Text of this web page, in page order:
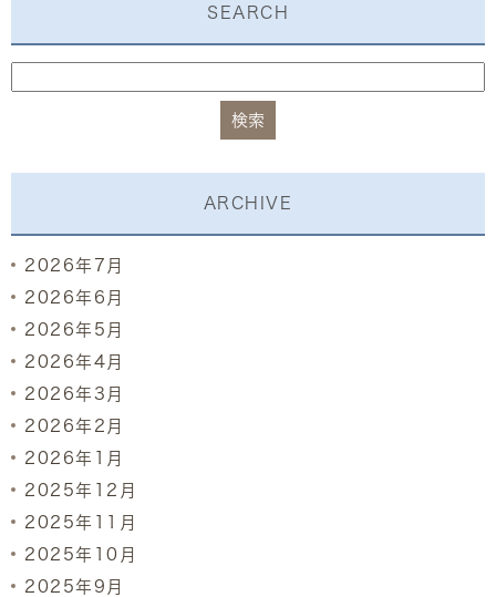
SEARCH
ARCHIVE
2026年7月
2026年6月
2026年5月
2026年4月
2026年3月
2026年2月
2026年1月
2025年12月
2025年11月
2025年10月
2025年9月